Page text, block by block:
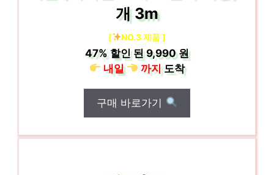
개 3m
[ NO.3 제품 ]
47% 할인 된9,990 원
내일
까지도착
구매 바로가기